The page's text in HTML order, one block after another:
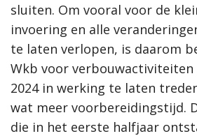
sluiten. Om vooral voor de
invoering en alle
te laten verlopen, is daarom
Wkb voor verbouwactiviteiten
2024 in werking te laten
wat meer voorbereidingstijd.
die in het eerste halfjaar